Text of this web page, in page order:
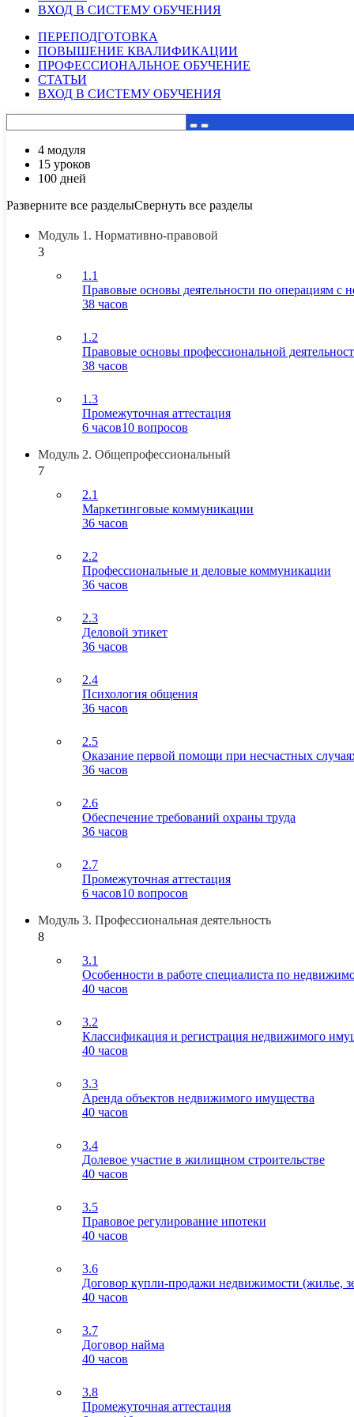
ВХОД В СИСТЕМУ ОБУЧЕНИЯ
ПЕРЕПОДГОТОВКА
ПОВЫШЕНИЕ КВАЛИФИКАЦИИ
ПРОФЕССИОНАЛЬНОЕ ОБУЧЕНИЕ
СТАТЬИ
ВХОД В СИСТЕМУ ОБУЧЕНИЯ
4 модуля
15 уроков
100 дней
Разверните все разделыСвернуть все разделы
Модуль 1. Нормативно-правовой
3
1.1
Правовые основы деятельности по операциям с
38 часов
1.2
Правовые основы профессиональной
38 часов
1.3
Промежуточная аттестация
6 часов10 вопросов
Модуль 2. Общепрофессиональный
7
2.1
Маркетинговые коммуникации
36 часов
2.2
Профессиональные и деловые коммуникации
36 часов
2.3
Деловой этикет
36 часов
2.4
Психология общения
36 часов
2.5
Оказание первой помощи при несчастных
36 часов
2.6
Обеспечение требований охраны труда
36 часов
2.7
Промежуточная аттестация
6 часов10 вопросов
Модуль 3. Профессиональная деятельность
8
3.1
Особенности в работе специалиста по
40 часов
3.2
Классификация и регистрация недвижимого
40 часов
3.3
Аренда объектов недвижимого имущества
40 часов
3.4
Долевое участие в жилищном строительстве
40 часов
3.5
Правовое регулирование ипотеки
40 часов
3.6
Договор купли-продажи недвижимости (жилье,
40 часов
3.7
Договор найма
40 часов
3.8
Промежуточная аттестация